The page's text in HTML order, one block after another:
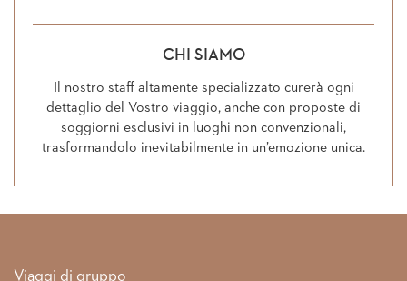
CHI SIAMO
Il nostro staff altamente specializzato curerà ogni
dettaglio del Vostro viaggio, anche con proposte di
soggiorni esclusivi in luoghi non convenzionali,
trasformandolo inevitabilmente in un’emozione unica.
Link rapidi
Viaggi di gruppo